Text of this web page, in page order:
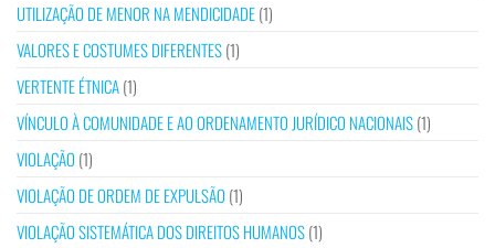
UTILIZAÇÃO DE MENOR NA MENDICIDADE(1)
VALORES E COSTUMES DIFERENTES(1)
VERTENTE ÉTNICA(1)
VÍNCULO À COMUNIDADE E AO ORDENAMENTO JURÍDICO NACIONAIS(1)
VIOLAÇÃO (1)
VIOLAÇÃO DE ORDEM DE EXPULSÃO (1)
VIOLAÇÃO SISTEMÁTICA DOS DIREITOS HUMANOS(1)